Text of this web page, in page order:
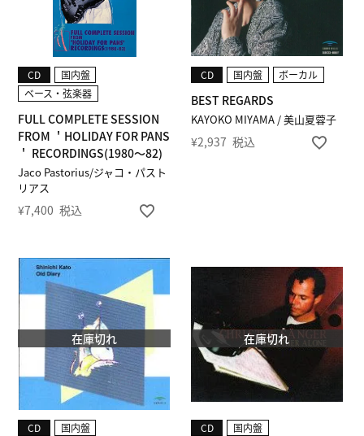
Jaco Pastorius/ジャコ・パスト
リアス
FULL COMPLETE SESSION
FROM ＇HOLIDAY FOR PANS
＇ RECORDINGS(1980～82)
CD
国内盤
ベース・弦楽器
¥7,400 税込
KAYOKO MIYAMA / 美山夏蓉子
BEST REGARDS
CD 国内盤 ボーカル
¥2,937 税込
CD
国内盤
在庫切れ
CD
国内盤
在庫切れ